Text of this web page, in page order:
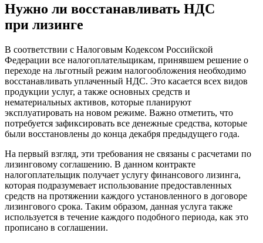
Нужно ли восстанавливать НДС
при лизинге
В соответствии с Налоговым Кодексом Российской
Федерации все налогоплательщикам, принявшем решение о
переходе на льготный режим налогообложения необходимо
восстанавливать уплаченный НДС. Это касается всех видов
продукции услуг, а также основных средств и
нематериальных активов, которые планируют
эксплуатировать на новом режиме. Важно отметить, что
потребуется зафиксировать все денежные средства, которые
были восстановлены до конца декабря предыдущего года.
На первый взгляд, эти требования не связаны с расчетами по
лизинговому соглашению. В данном контракте
налогоплательщик получает услугу финансового лизинга,
которая подразумевает использование предоставленных
средств на протяжении каждого установленного в договоре
лизингового срока. Таким образом, данная услуга также
используется в течение каждого подобного периода, как это
прописано в соглашении.